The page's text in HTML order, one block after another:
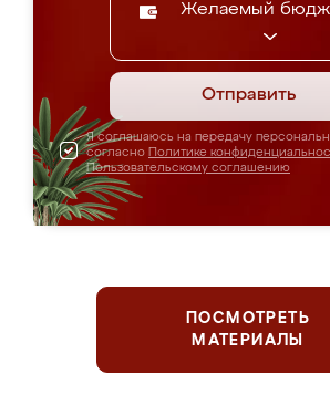
Желаемый
Отправить
Я соглашаюсь на передачу
согласно Политике
Пользовательскому соглашению
ПОСМОТРЕТЬ
МАТЕРИАЛЫ